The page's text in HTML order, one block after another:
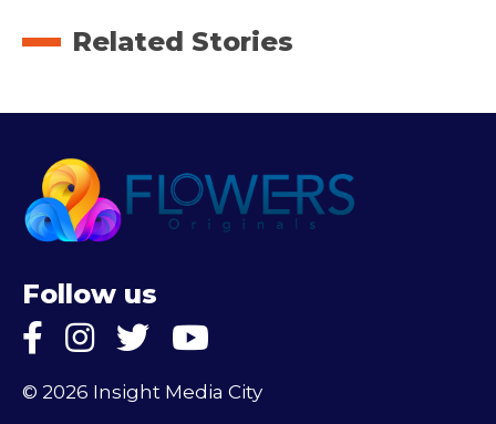
Related Stories
Follow us
© 2026 Insight Media City